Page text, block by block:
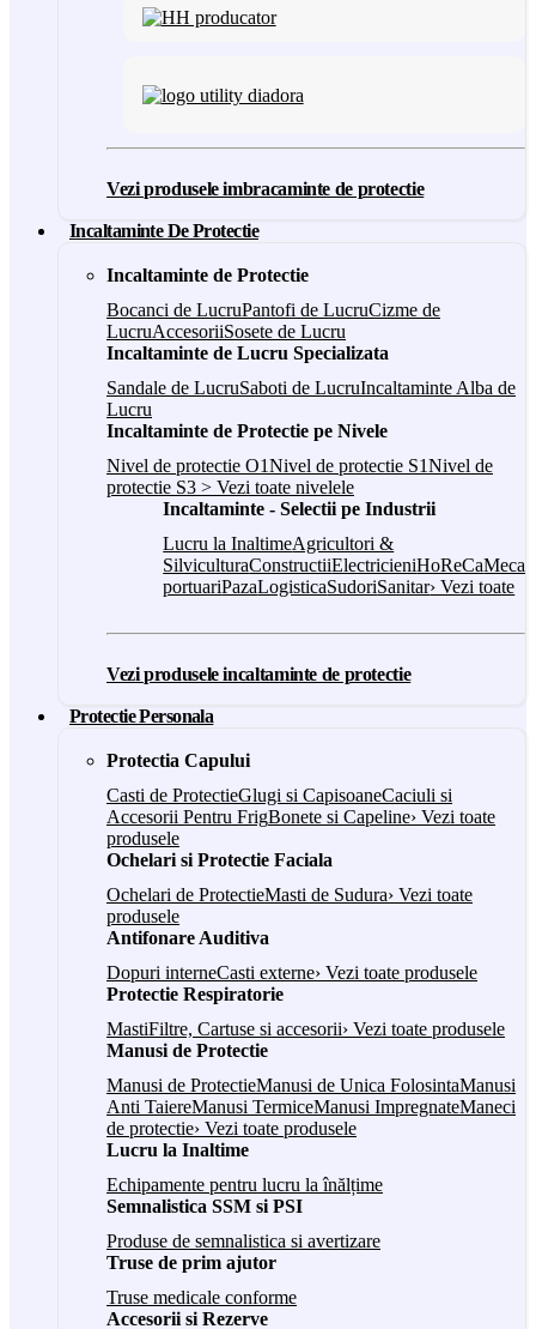
Vezi produsele imbracaminte de protectie
Incaltaminte De Protectie
Incaltaminte de Protectie
Bocanci de LucruPantofi de LucruCizme de
LucruAccesoriiSosete de Lucru
Incaltaminte de Lucru Specializata
Sandale de LucruSaboti de LucruIncaltaminte Alba de
Lucru
Incaltaminte de Protectie pe Nivele
Nivel de protectie O1Nivel de protectie S1Nivel de
protectie S3 > Vezi toate nivelele
Incaltaminte - Selectii pe Industrii
Lucru la InaltimeAgricultori &
SilviculturaConstructiiElectricieniHoReCa
portuariPazaLogisticaSudoriSanitar› Vezi toate
Vezi produsele incaltaminte de protectie
Protectie Personala
Protectia Capului
Casti de ProtectieGlugi si CapisoaneCaciuli si
Accesorii Pentru FrigBonete si Capeline› Vezi toate
produsele
Ochelari si Protectie Faciala
Ochelari de ProtectieMasti de Sudura› Vezi toate
produsele
Antifonare Auditiva
Dopuri interneCasti externe› Vezi toate produsele
Protectie Respiratorie
MastiFiltre, Cartuse si accesorii› Vezi toate produsele
Manusi de Protectie
Manusi de ProtectieManusi de Unica FolosintaManusi
Anti TaiereManusi TermiceManusi ImpregnateManeci
de protectie› Vezi toate produsele
Lucru la Inaltime
Echipamente pentru lucru la înălțime
Semnalistica SSM si PSI
Produse de semnalistica si avertizare
Truse de prim ajutor
Truse medicale conforme
Accesorii si Rezerve